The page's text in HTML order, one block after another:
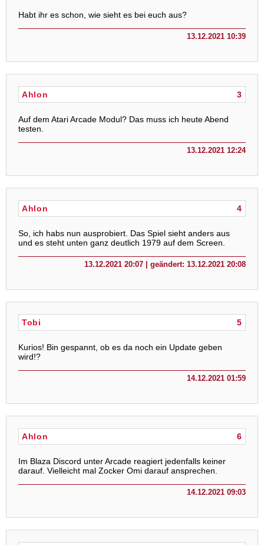
Habt ihr es schon, wie sieht es bei euch aus?
13.12.2021 10:39
3
Ahlon
Auf dem Atari Arcade Modul? Das muss ich heute Abend
testen.
13.12.2021 12:24
4
Ahlon
So, ich habs nun ausprobiert. Das Spiel sieht anders aus
und es steht unten ganz deutlich 1979 auf dem Screen.
13.12.2021 20:07 | geändert: 13.12.2021 20:08
5
Tobi
Kurios! Bin gespannt, ob es da noch ein Update geben
wird!?
14.12.2021 01:59
6
Ahlon
Im Blaza Discord unter Arcade reagiert jedenfalls keiner
darauf. Vielleicht mal Zocker Omi darauf ansprechen.
14.12.2021 09:03